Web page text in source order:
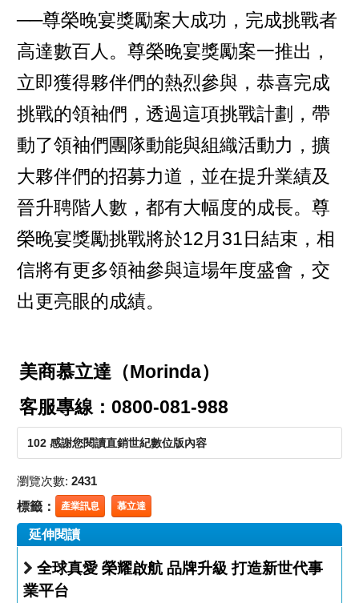
──尊榮晚宴獎勵案大成功，完成挑戰者
高達數百人。尊榮晚宴獎勵案一推出，
立即獲得夥伴們的熱烈參與，恭喜完成
挑戰的領袖們，透過這項挑戰計劃，帶
動了領袖們團隊動能與組織活動力，擴
大夥伴們的招募力道，並在提升業績及
晉升聘階人數，都有大幅度的成長。尊
榮晚宴獎勵挑戰將於12月31日結束，相
信將有更多領袖參與這場年度盛會，交
出更亮眼的成績。
美商慕立達（Morinda）
客服專線：0800-081-988
102 感謝您閱讀直銷世紀數位版內容
瀏覽次數: 2431
標籤： 產業訊息 慕立達
延伸閱讀
全球真愛 榮耀啟航 品牌升級 打造新世代事
業平台